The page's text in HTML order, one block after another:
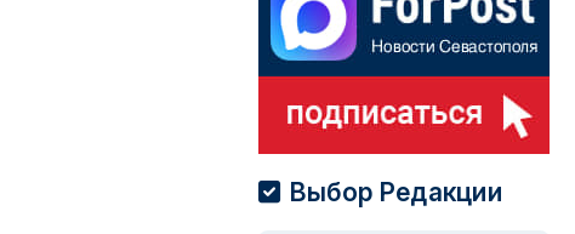
Выбор Редакции